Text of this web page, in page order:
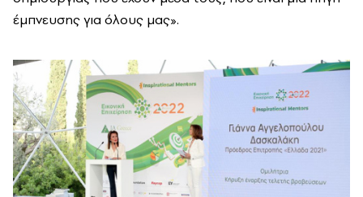
έμπνευσης για όλους μας».